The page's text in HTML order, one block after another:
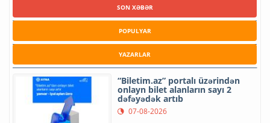
SON XƏBƏR
POPULYAR
YAZARLAR
“Biletim.az” portalı üzərindən
onlayn bilet alanların sayı 2
dəfəyədək artıb
07-08-2026